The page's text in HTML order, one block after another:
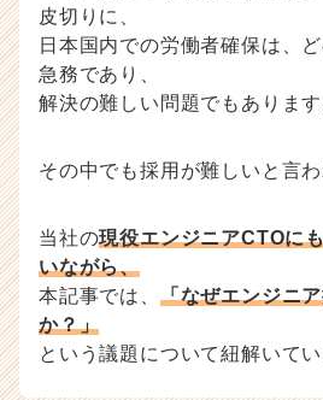
担
当
向
採
用
ウ
ウ
記
|
皮切りに、
日本国内での労働者確保は、
急務であり、
解決の難しい問題でもあります
その中でも採用が難しいと言わ
当社の現役エンジニアCTOに
いながら、
本記事では、 「なぜエンジニ
か？」
という議題について紐解いて